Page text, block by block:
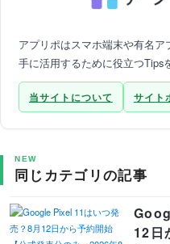
アプリポはスマホ端末や有名
手に活用するために役立つTips
当サイトについて サイト
NEW
同じカテゴリの記事
12日